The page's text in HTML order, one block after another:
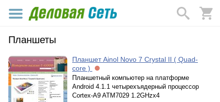
Планшеты
Планшет Ainol Novo 7 Crystal II ( Quad-
core )
Планшетный компьютер на платформе
Android 4.1.1 четырехъядерный процессор
Cortex-A9 ATM7029 1.2GHzx4